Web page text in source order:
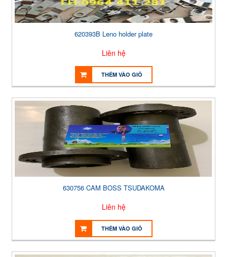
620393B Leno holder plate
Liên hệ
THÊM VÀO GIỎ
630756 CAM BOSS TSUDAKOMA
Liên hệ
THÊM VÀO GIỎ